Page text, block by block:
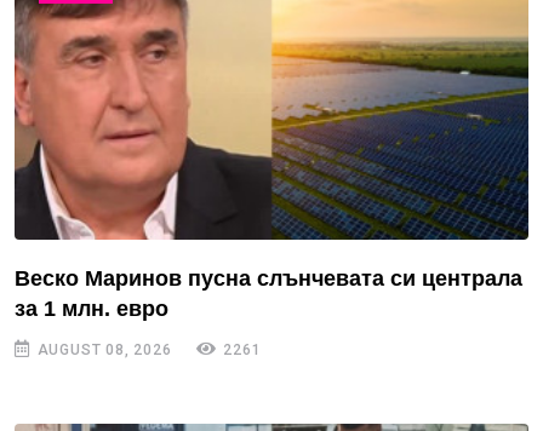
Веско Маринов пусна слънчевата си централа
за 1 млн. евро
AUGUST 08, 2026 2261